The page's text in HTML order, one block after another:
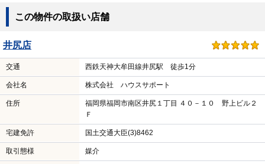
この物件の取扱い店舗
井尻店
交通 西鉄天神大牟田線井尻駅 徒歩1分
会社名 株式会社 ハウスサポート
住所
福岡県福岡市南区井尻１丁目 ４０－１０ 野上ビル２
Ｆ
宅建免許 国土交通大臣(3)8462
取引態様 媒介